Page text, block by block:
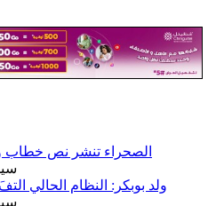
الصحراء تنشر نص خطاب
ولد بوبكر: النظام الحالي